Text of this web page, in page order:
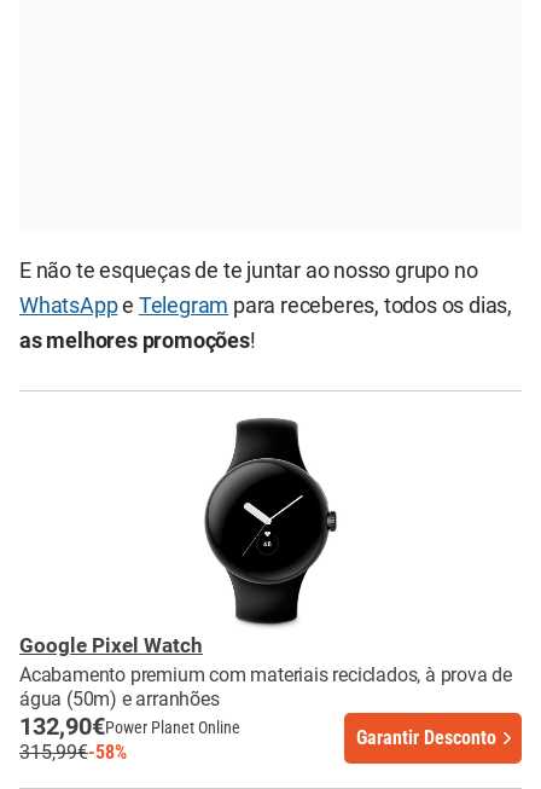
E não te esqueças de te juntar ao nosso grupo no
WhatsAppe Telegram para receberes, todos os dias,
as melhores promoções!
Google Pixel Watch
Acabamento premium com materiais reciclados, à prova de
água (50m) e arranhões
132,90€Power Planet Online
315,99€-58%
Garantir Desconto